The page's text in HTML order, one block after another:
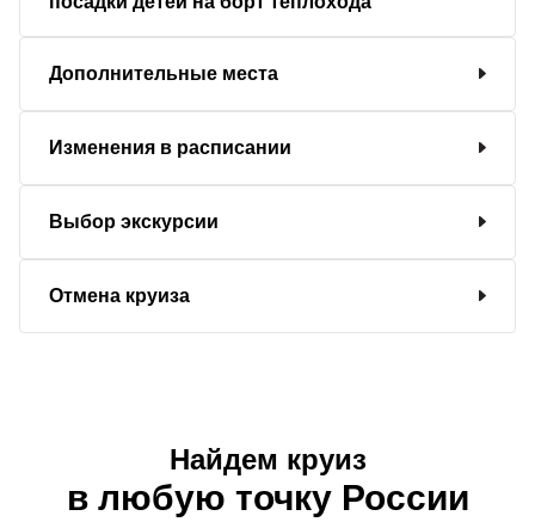
Дополнительные места
Изменения в расписании
Выбор экскурсии
Отмена круиза
Найдем круиз
в любую точку России